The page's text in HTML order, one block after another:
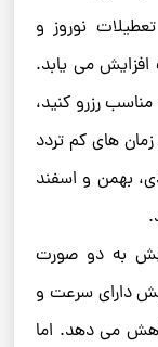
نوروز و
می‌ یابد.
رزرو کنید،
زمان ‌های کم‌ تردد
بهمن و اسفند
به دو صورت
دارای سرعت و
می ‌دهد. اما